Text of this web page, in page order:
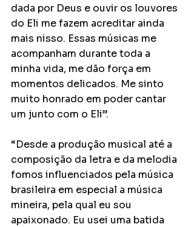
dada por Deus e ouvir os louvores
do Eli me fazem acreditar ainda
mais nisso. Essas músicas me
acompanham durante toda a
minha vida, me dão força em
momentos delicados. Me sinto
muito honrado em poder cantar
um junto com o Eli”.
“Desde a produção musical até a
composição da letra e da melodia
fomos influenciados pela música
brasileira em especial a música
mineira, pela qual eu sou
apaixonado. Eu usei uma batida